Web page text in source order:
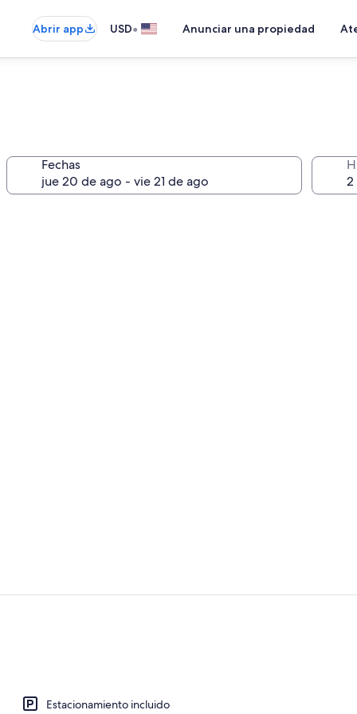
Abrir app USD• Anunciar una propiedad
Fechas
Estacionamiento incluido